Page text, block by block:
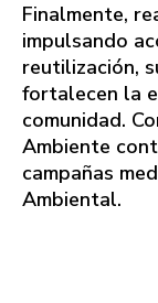
Finalmente,
impulsando
reutilización,
fortalecen la
comunidad.
Ambiente
campañas
Ambiental.